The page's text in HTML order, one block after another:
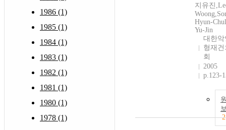
1986 (1)
1985 (1)
1984 (1)
1983 (1)
1982 (1)
1981 (1)
1980 (1)
1978 (1)
지유진
Hyun-
Yu-Jin
대한
형재
회
2005
p.123-
2